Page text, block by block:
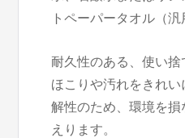
トペーパータオル（汎
耐久性のある、使い
ほこりや汚れをきれ
解性のため、環境を
えります。